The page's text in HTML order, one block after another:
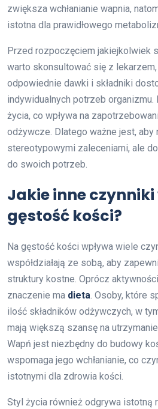
zwiększa wchłanianie wapnia,
istotna dla prawidłowego
Przed rozpoczęciem jakiejkolwiek
warto skonsultować się z
odpowiednie dawki i składniki
indywidualnych potrzeb organizmu.
życia, co wpływa na
odżywcze. Dlatego ważne jest, aby
stereotypowymi zaleceniami, ale
do swoich potrzeb.
Jakie inne
gęstość kości?
Na gęstość kości wpływa wiele
współdziałają ze sobą, aby
struktury kostne. Oprócz
znaczenie ma dieta. Osoby, które
ilość składników odżywczych, w
mają większą szansę na
Wapń jest niezbędny do budowy
wspomaga jego wchłanianie, co
istotnymi dla zdrowia kości.
Styl życia również odgrywa istotną